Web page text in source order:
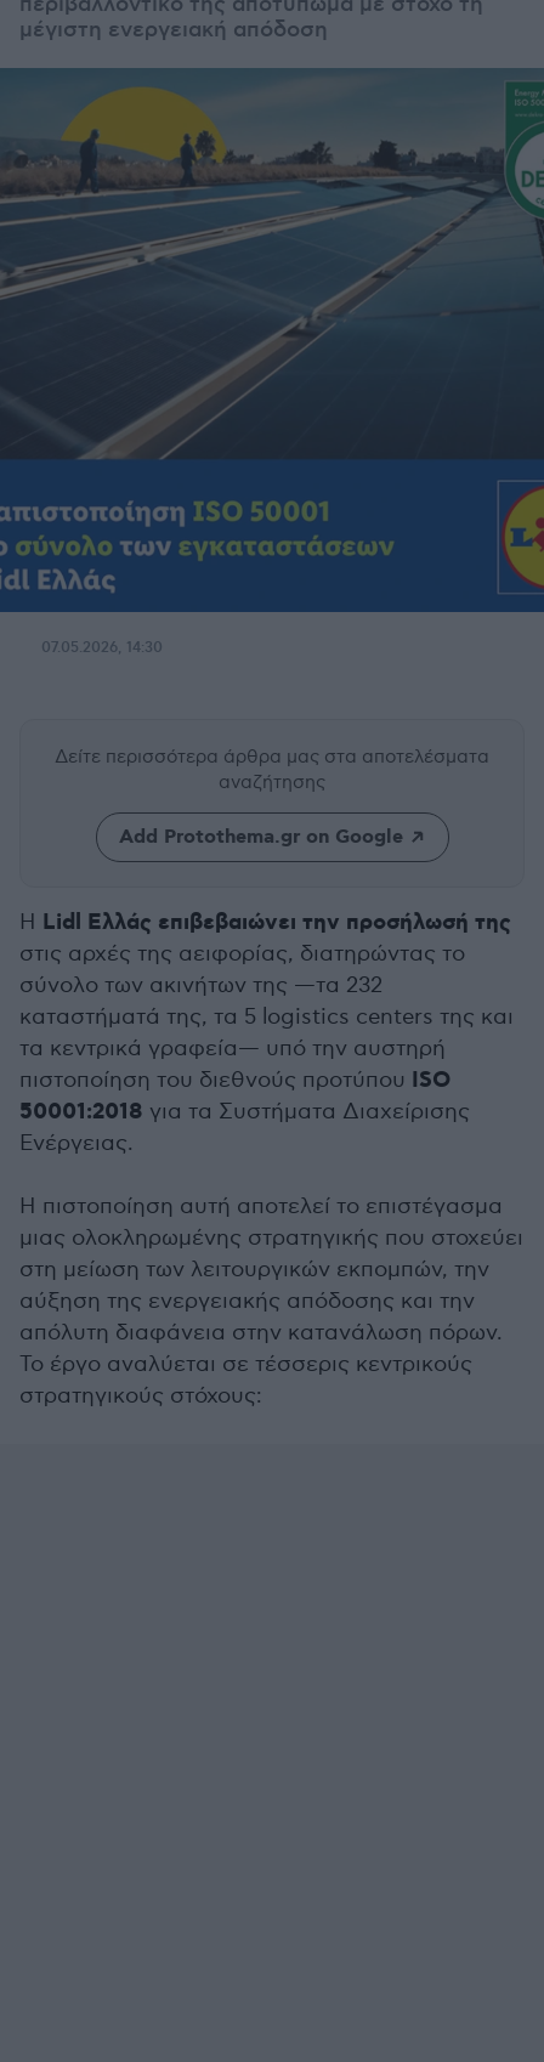
μέγιστη ενεργειακή απόδοση
07.05.2026, 14:30
Δείτε περισσότερα άρθρα μας στα αποτελέσματα
αναζήτησης
Add Protothema.gr on Google
Η Lidl Ελλάς επιβεβαιώνει την προσήλωσή της
στις αρχές της αειφορίας, διατηρώντας το
σύνολο των ακινήτων της —τα 232
καταστήματά της, τα 5 logistics centers της και
τα κεντρικά γραφεία— υπό την αυστηρή
πιστοποίηση του διεθνούς προτύπου ISO
50001:2018 για τα Συστήματα Διαχείρισης
Ενέργειας.
Η πιστοποίηση αυτή αποτελεί το επιστέγασμα
μιας ολοκληρωμένης στρατηγικής που στοχεύει
στη μείωση των λειτουργικών εκπομπών, την
αύξηση της ενεργειακής απόδοσης και την
απόλυτη διαφάνεια στην κατανάλωση πόρων.
Το έργο αναλύεται σε τέσσερις κεντρικούς
στρατηγικούς στόχους: